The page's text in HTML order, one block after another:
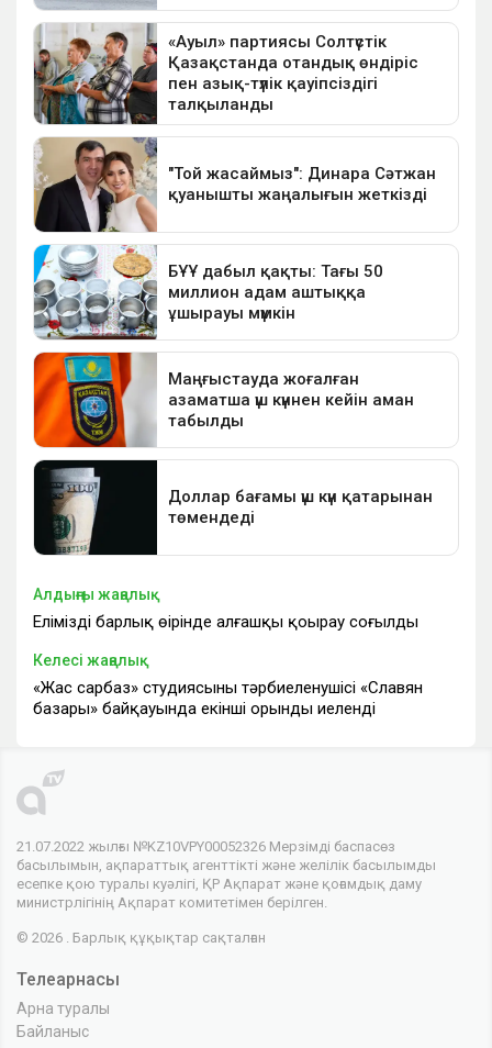
Алдыңғы жаңалық
Еліміздің барлық өңірінде алғашқы қоңырау соғылды
Келесі жаңалық
«Жас сарбаз» студиясының тәрбиеленушісі «Славян
базары» байқауында екінші орынды иеленді
21.07.2022 жылғы №KZ10VPY00052326 Мерзімді баспасөз
басылымын, ақпараттық агенттікті және желілік басылымды
есепке қою туралы куәлігі, ҚР Ақпарат және қоғамдық даму
министрлігінің Ақпарат комитетімен берілген.
© 2026 . Барлық құқықтар сақталған
Телеарнасы
Арна туралы
Байланыс